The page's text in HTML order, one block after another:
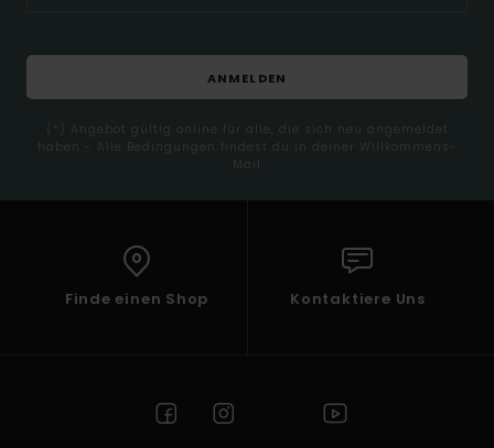
ANMELDEN
(*) Angebot gültig online für alle, die sich neu angemeldet
haben - Alle Bedingungen findest du in deiner Willkommens-
Mail
Finde einen Shop Kontaktiere Uns